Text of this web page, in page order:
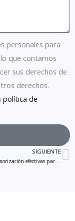
personales para
que contamos
sus derechos de
derechos.
política de
SIGUIENTE
Técnicas de memorización efectivas para estudiar